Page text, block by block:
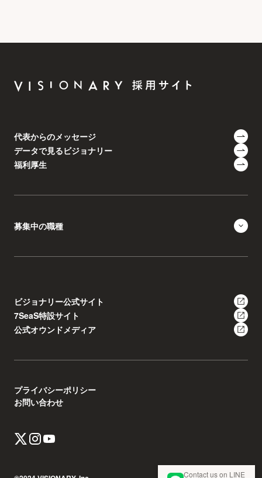
Contact us on LINE
代表からのメッセージ
データで見るビジョナリー
福利厚生
募集中の職種
ビジョナリー公式サイト
7SeaS特設サイト
公式オウンドメディア
プライバシーポリシー
お問い合わせ